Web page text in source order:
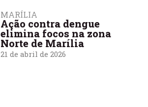
MARÍLIA
Ação contra dengue
elimina focos na zona
Norte de Marília
21 de abril de 2026